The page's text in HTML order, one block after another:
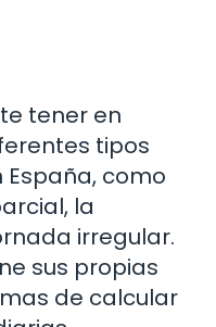
tener en
tipos
como
la
irregular.
sus propias
de calcular